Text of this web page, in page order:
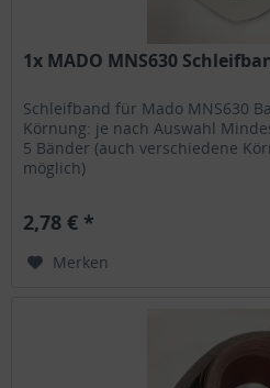
1x MADO MNS630
Schleifband für Mado MNS630
Körnung: je nach Auswahl
5 Bänder (auch verschiedene
möglich)
2,78 € *
Merken